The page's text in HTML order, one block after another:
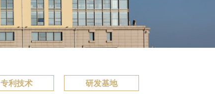
专利技术 研发基地